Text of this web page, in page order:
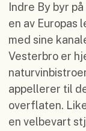
Indre By byr
en av Europas
med sine
Vesterbro er
appellerer til
overflaten.
en velbevart